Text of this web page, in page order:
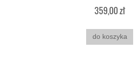
359,00 zł
do koszyka